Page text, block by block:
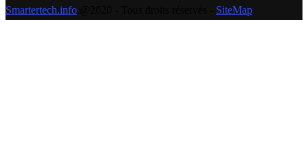
Smartertech.info SiteMap